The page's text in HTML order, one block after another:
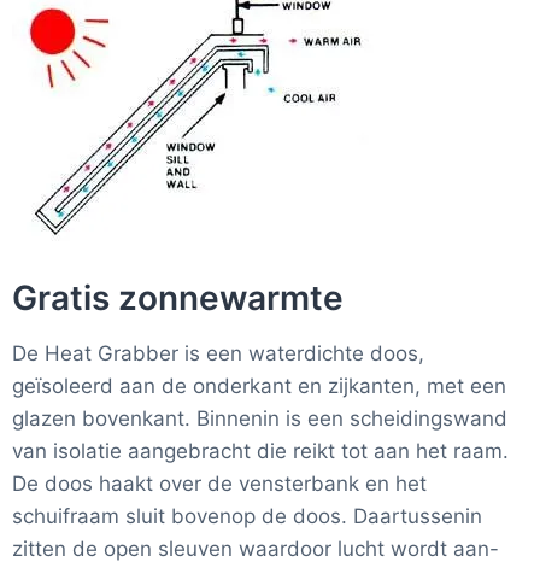
Gratis zonnewarmte
De Heat Grabber is een waterdichte doos,
geïsoleerd aan de onderkant en zijkanten, met een
glazen bovenkant. Binnenin is een scheidingswand
van isolatie aangebracht die reikt tot aan het raam.
De doos haakt over de vensterbank en het
schuifraam sluit bovenop de doos. Daartussenin
zitten de open sleuven waardoor lucht wordt aan-